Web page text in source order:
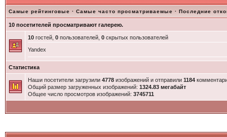
Самые рейтинговые · Самые часто просматриваемые · Последние
10 посетителей просматривают галерею.
10гостей, 0пользователей, 0скрытых пользователей
Yandex
Статистика
Наши посетители загрузили 4778изображений и отправили 1184
Общий размер загруженных изображений: 1324.83 мегабайт
Общее число просмотров изображений: 3745711